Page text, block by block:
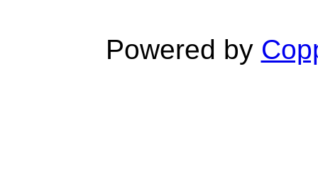
Powered by